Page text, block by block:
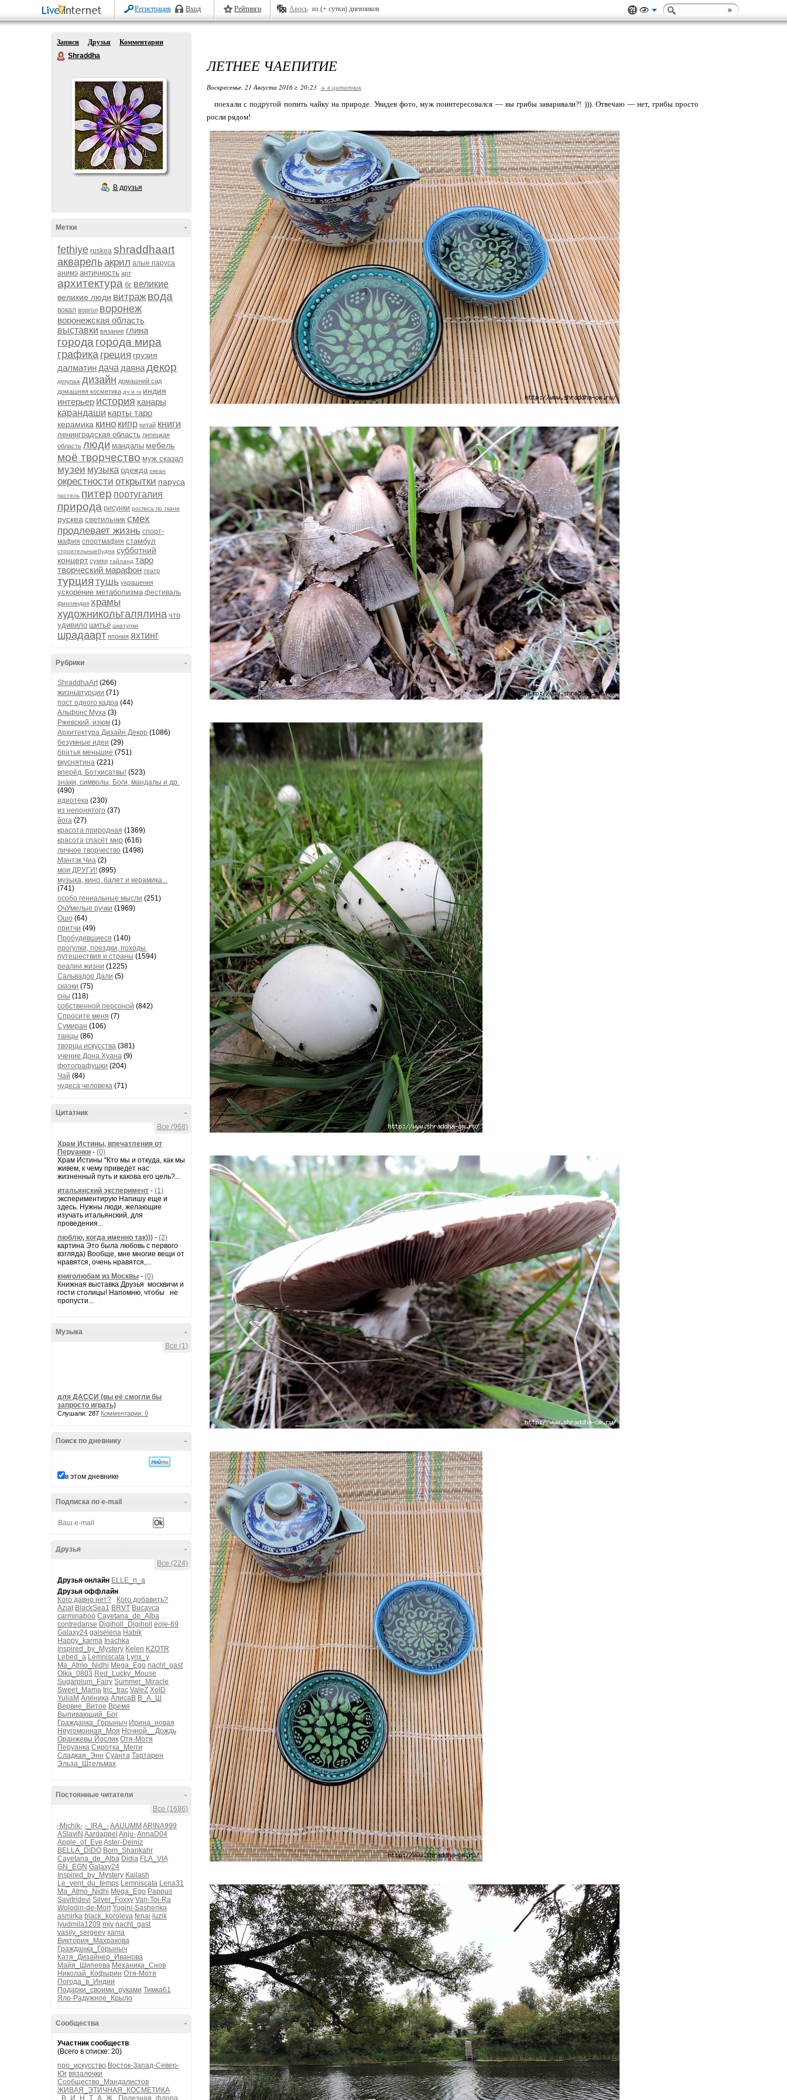
Регистрация Вход Рейтинги Авось из (+ сутки) дневников
Записи Друзья
Комментарии
Shraddha
В друзья
-
Метки
fethiye ruskea shraddhaart
акварельакрил алые паруса
анимэ античность арт
архитектура бг великие
великие люди витраж вода
вокал воргол воронеж
воронежская область
выставки вязание глина
города города мира
графика греция грузия
далматин дача даянадекор
декупаж дизайн домашний сад
домашняя косметика дч и гк индия
интерьер история канары
карандаши карты таро
керамика кино кипр китай книги
ленинградская область липецкая
область люди мандалы мебель
моё творчество муж сказал
музеи музыка одежда океан
окрестности открытки паруса
пастель питер португалия
природа рисунки роспись по ткани
рускеа светильник смех
продлевает жизнь спорт-
мафия спортмафия стамбул
строительныебудни субботний
концерт сумки тайланд таро
творческий марафон театр
турция тушь украшения
ускорение метаболизма фестиваль
финляндия храмы
художникольгалялина что
удивило шитьё шкатулки
шрадаарт япония яхтинг
-
Рубрики
ShraddhaArt(266)
жизньвтурции (71)
пост одного кадра (44)
Альфонс Муха (3)
Ржевский, изюм (1)
Архитектура Дизайн Декор (1086)
безумные идеи (29)
братья меньшие (751)
вкуснятина (221)
вперёд, Ботхисатвы! (523)
знаки, символы, Боги, мандалы и др.
(490)
идиотека (230)
из непонятого (37)
йога (27)
красота природная (1369)
красота спасёт мир (616)
личное творчество (1498)
Мантэк Чиа (2)
мои ДРУГИ! (895)
музыка, кино, балет и керамика...
(741)
особо гениальные мысли (251)
ОчУмелые ручки (1969)
Ошо (64)
притчи (49)
Пробудившиеся (140)
прогулки, поездки, походы,
путешествия и страны (1594)
реалии жизни (1225)
Сальвадор Дали (5)
сказки (75)
сны (118)
собственной персоной (842)
Спросите меня (7)
Сумиран (106)
танцы (86)
творцы искусства (381)
учение Дона Хуана (9)
фотографушки (204)
Чай (84)
чудеса человека (71)
-
Цитатник
Все (968)
Храм Истины, впечатления от
Перуанки - (0)
Храм Истины "Кто мы и откуда, как мы
живем, к чему приведет нас
жизненный путь и какова его цель?...
итальянский эксперимент - (1)
экспериментирую Напишу еще и
здесь. Нужны люди, желающие
изучать итальянский, для
проведения...
люблю, когда именно так))) - (2)
картина Это была любовь с первого
взгляда) Вообще, мне многие вещи от
нравятся, очень нравятся,...
книголюбам из Москвы - (0)
Книжная выставка Друзья москвичи и
гости столицы! Напомню, чтобы не
пропусти...
-
Музыка
Все (1)
для ДАССИ (вы её смогли бы
запросто играть)
Слушали: 287 Комментарии: 0
-
Поиск по дневнику
в этом дневнике
-
Подписка по e-mail
-
Друзья
Все (224)
Друзья онлайн ELLE_n_a
Друзья оффлайн
Кого давно нет?
Кого добавить?
Aziat BlackSea1 BRVT Bucavca
carminaboo Cayetana_de_Alba
contredanse Digiholl_Digiholl
eole-69
Galaxy24 galselena Habik
Happy_karma Inachka
Inspired_by_Mystery Kelen KZOTR
Lebed_a Lemniscata Lynx_y
Ma_Atmo_Nidhi Mega_Ego nacht_gast
Olka_0803 Red_Lucky_Mouse
Sugarplum_Fairy Summer_Miracle
Sweet_Mama tric_trac ValeZ XoID
YuliaM Алёника АлисаВ В_А_Ш
Вервие_Витое Время
Выпивающий_Бог
Гражданка_Горыныч Ирина_новая
Неугомонная_Моя Ночной__Дождь
Оранжевы Йослик Отя-Мотя
Перуанка Сиротка_Мегги
Сладкая_Энн Суанта Тартарен
Эльза_Штельмах
-
Постоянные читатели
Все (1686)
-Michik- -_IRA_-AAUUMM ARINA999
ASlaviN Aardappel Anju-AnnaD04
Apple_of_Eve Aster-Deiniz
BELLA_DIDO Bom_Shankahr
Cayetana_de_Alba Didia FLA_VIA
GN_EGN Galaxy24
Inspired_by_Mystery Kailash
Le_vent_du_temps Lemniscata Lena31
Ma_Atmo_Nidhi Mega_Ego Pappus
Savitridevi Silver_Foxxy Van-Toi-Ra
Wolodin-de-Mort Yogini-Sashenka
asmirka black_koroleva fenai luzik
lyudmila1209 mjv nacht_gast
vasily_sergeev xama
Виктория_Махракова
Гражданка_Горыныч
Катя_Дизайнер_Иванова
Майя_Шипеева Механика_Снов
Николай_Кофырин Отя-Мотя
Погода_в_Индии
Подарки_своими_руками Тимка61
Яло-Радужное_Крыло
-
Сообщества
Участник сообществ
(Всего в списке: 20)
про_искусство Восток-Запад-Север-
Юг вязалочки
Сообщество_Мандалистов
ЖИВАЯ_ЭТИЧНАЯ_КОСМЕТИКА
_В_И_Н_Т_А_Ж_
Полезная_флора
ЛЕТНЕЕ ЧАЕПИТИЕ
Воскресенье, 21 Августа 2016 г. 20:23 + в цитатник
поехали с подругой попить чайку на природе. Увидев фото, муж поинтересовался — вы грибы заваривали?! ))). Отвечаю — нет, грибы просто
росли рядом!